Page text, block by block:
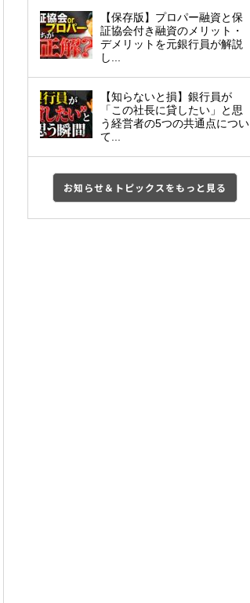
【保存版】プロパー融資と保
証協会付き融資のメリット・
デメリットを元銀行員が解説
し...
【知らないと損】銀行員が
「この社長に貸したい」と思
う経営者の5つの共通点につい
て...
お知らせ＆トピックスをもっと見る